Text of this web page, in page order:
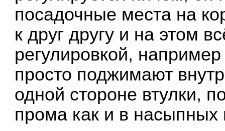
посадочные места на
к друг другу и на этом
регулировкой,
просто поджимают
одной стороне втулки,
прома как и в